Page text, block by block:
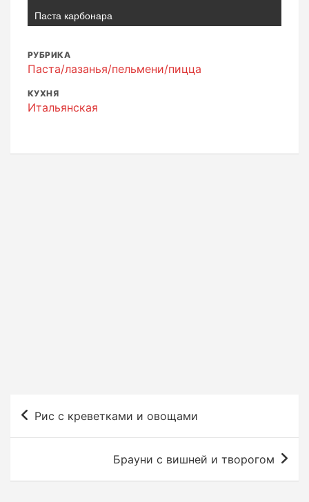
Паста карбонара
РУБРИКА
Паста/лазанья/пельмени/пицца
КУХНЯ
Итальянская
Рис с креветками и овощами
Брауни с вишней и творогом